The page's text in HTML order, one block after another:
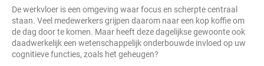
De werkvloer is een omgeving waar focus en scherpte centraal
staan. Veel medewerkers grijpen daarom naar een kop koffie om
de dag door te komen. Maar heeft deze dagelijkse gewoonte ook
daadwerkelijk een wetenschappelijk onderbouwde invloed op uw
cognitieve functies, zoals het geheugen?